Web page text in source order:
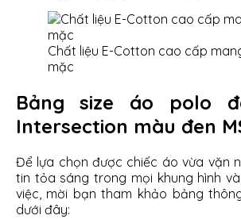
Chất liệu E-Cotton cao cấp
mặc
Bảng size áo polo
Intersection màu đen
Để lựa chọn được chiếc áo vừa vặn
tin tỏa sáng trong mọi khung hình
việc, mời bạn tham khảo bảng
dưới đây: